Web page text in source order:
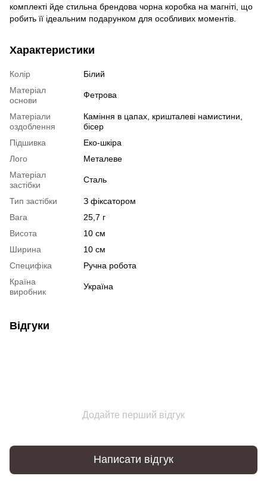
комплекті йде стильна брендова чорна коробка на магніті, що
робить її ідеальним подарунком для особливих моментів.
Характеристики
Колір
Білий
Матеріал
основи
Фетрова
Матеріали
оздоблення
Каміння в цапах, кришталеві намистини,
бісер
Підшивка
Еко-шкіра
Лого
Металеве
Матеріал
застібки
Сталь
Тип застібки
З фіксатором
Вага
25,7 г
Висота
10 см
Ширина
10 см
Специфіка
Ручна робота
Країна
виробник
Україна
Відгуки
Додайте перший відгук
Написати відгук